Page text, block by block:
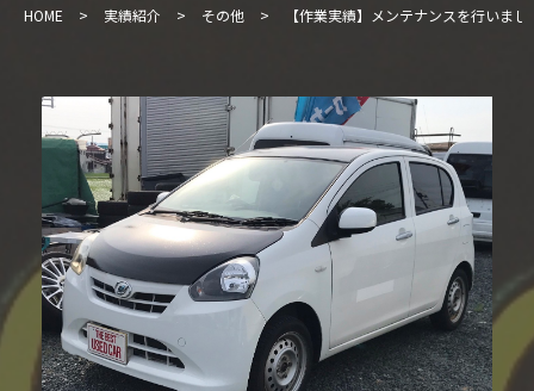
HOME > 実績紹介 > その他 > 【作業実績】メンテナンスを行いまし